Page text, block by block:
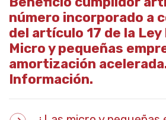
número incorporado a
del artículo 17 de la Ley
Micro y pequeñas
amortización
Información.